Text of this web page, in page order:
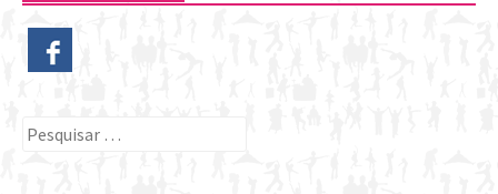
Pesquisar